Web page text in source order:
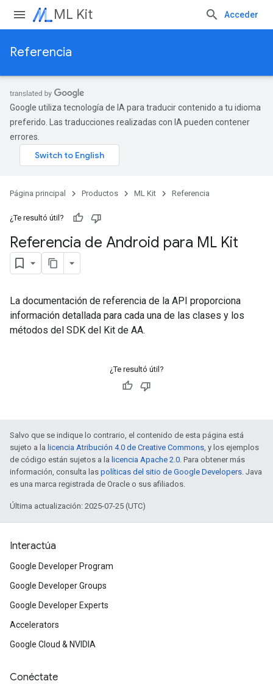
ML Kit Acceder
Referencia
Google utiliza tecnología de IA para traducir contenido a tu idioma
preferido. Las traducciones realizadas con IA pueden contener
errores.
Página principal Productos ML Kit Referencia
¿Te resultó útil?
Referencia de Android para ML Kit
La documentación de referencia de la API proporciona
información detallada para cada una de las clases y los
métodos del SDK del Kit de AA.
¿Te resultó útil?
Salvo que se indique lo contrario, el contenido de esta página está
sujeto a la licencia Atribución 4.0 de Creative Commons, y los ejemplos
de código están sujetos a la licencia Apache 2.0. Para obtener más
información, consulta las políticas del sitio de Google Developers. Java
es una marca registrada de Oracle o sus afiliados.
Última actualización: 2025-07-25 (UTC)
Interactúa
Google Developer Program
Google Developer Groups
Google Developer Experts
Accelerators
Google Cloud & NVIDIA
Conéctate